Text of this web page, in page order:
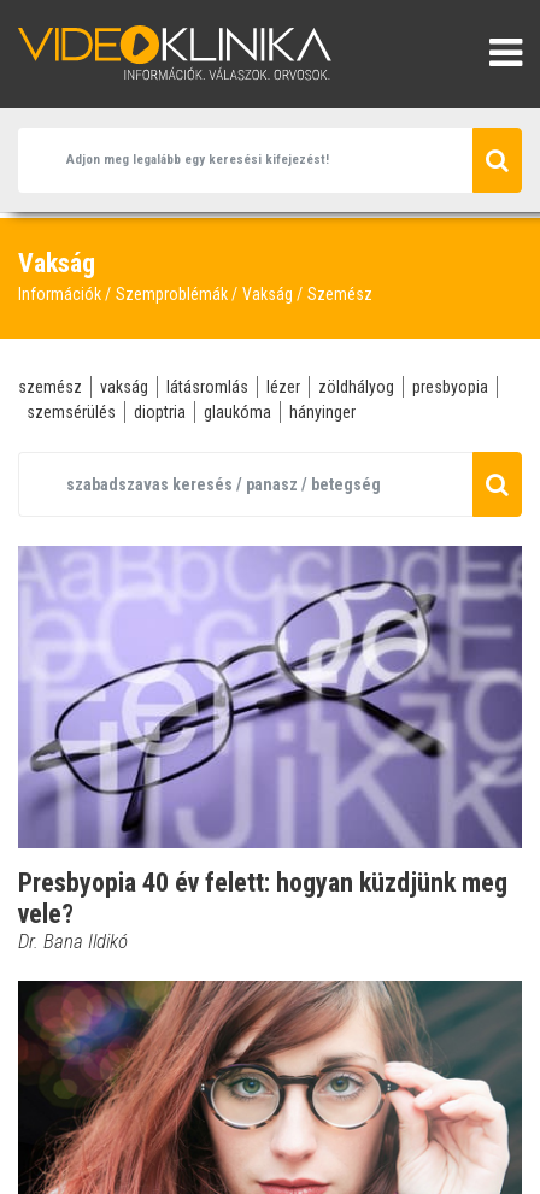
Vakság
Információk Szemproblémák Vakság Szemész
szemész vakság látásromlás lézer zöldhályog
presbyopia
szemsérülés
dioptria glaukóma hányinger
Presbyopia 40 év felett: hogyan küzdjünk meg
vele?
Dr. Bana Ildikó